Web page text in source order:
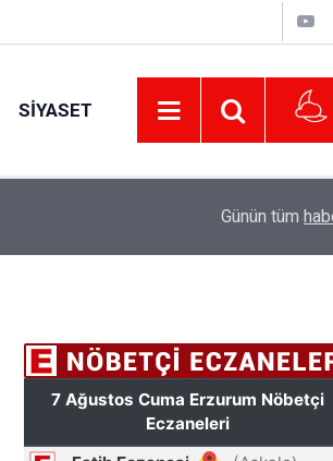
SIYASET
Erzurum’da gıda ve
Günün tüm